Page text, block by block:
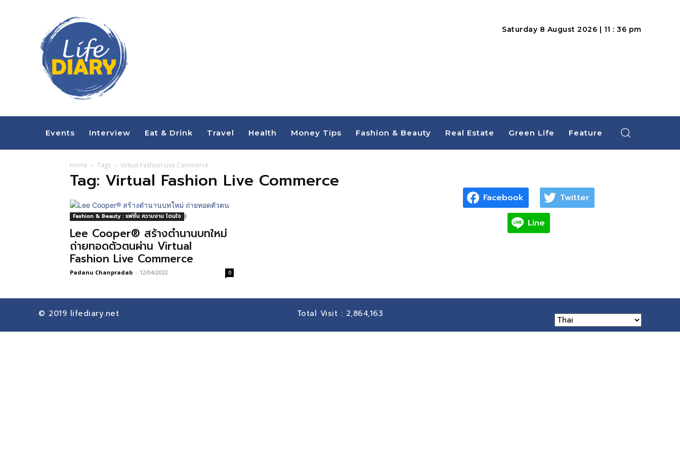
Saturday 8 August 2026 | 11 : 36 pm
Events Interview Eat & Drink Travel Health Money Tips Fashion & Beauty Real Estate Green Life Feature
Home Tags Virtual Fashion Live Commerce
Tag: Virtual Fashion Live Commerce
Fashion & Beauty : แฟชั่น ความงาม โดนใจ
Lee Cooper® สร้างตำนานบทใหม่
ถ่ายทอดตัวตนผ่าน Virtual
Fashion Live Commerce
Padanu Chanpradab - 12/04/2022 0
Facebook Twitter
Line
© 2019 lifediary.net Total Visit : 2,864,163